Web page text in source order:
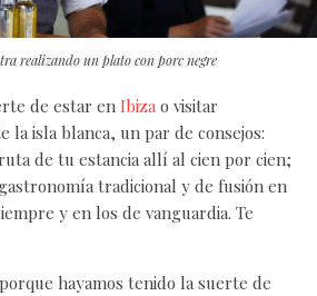
realizando un plato con porc negre
de estar en Ibiza o visitar
la isla blanca, un par de consejos:
de tu estancia allí al cien por cien;
tradicional y de fusión en
y en los de vanguardia. Te
hayamos tenido la suerte de